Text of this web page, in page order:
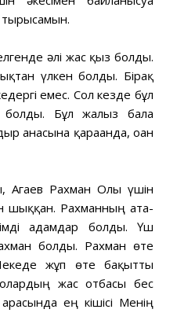
тырысамын.
әлі жас қыз болды.
үлкен болды. Бірақ
емес. Сол кезде бұл
Бұл жалғыз бала
анасына қарағанда, оған
Агаев Рахман Оғлы үшін
шыққан. Рахманның ата-
адамдар болды. Үш
болды. Рахман өте
жұп өте бақытты
жас отбасы бес
ең кішісі Менің